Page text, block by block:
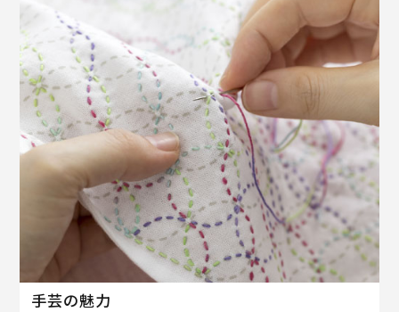
手芸の魅力